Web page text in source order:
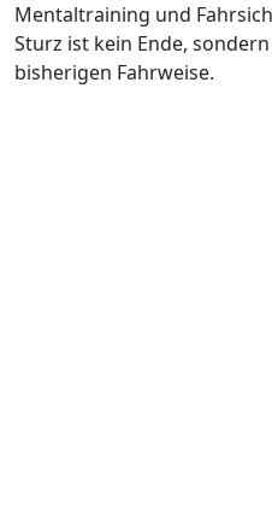
Mentaltraining und
Sturz ist kein Ende,
bisherigen Fahrweise.